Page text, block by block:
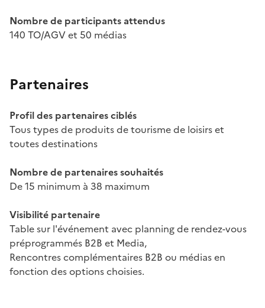
Nombre de participants attendus
140 TO/AGV et 50 médias
Partenaires
Profil des partenaires ciblés
Tous types de produits de tourisme de loisirs et
toutes destinations
Nombre de partenaires souhaités
De 15 minimum à 38 maximum
Visibilité partenaire
Table sur l'événement avec planning de rendez-vous
préprogrammés B2B et Media,
Rencontres complémentaires B2B ou médias en
fonction des options choisies.